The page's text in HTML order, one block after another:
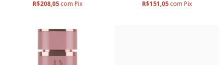
R$208,05 com Pix R$151,05 com Pix